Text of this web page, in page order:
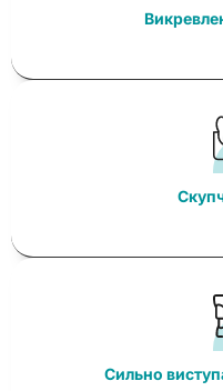
Сильно